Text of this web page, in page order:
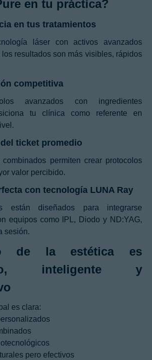
en tu práctica?
en tus tratamientos
láser con activos avanzados
resultados son más visibles, rápidos
competitiva
avanzados con ingredientes
tu clínica como referente en
ticket promedio
combinados permiten crear protocolos
valor percibido.
con tecnología LUNA Ray
están diseñados para integrarse
equipos como IPL, Diodo y ND:YAG,
sesión.
de la estética es
inteligente y
es clara:
pero efectivos